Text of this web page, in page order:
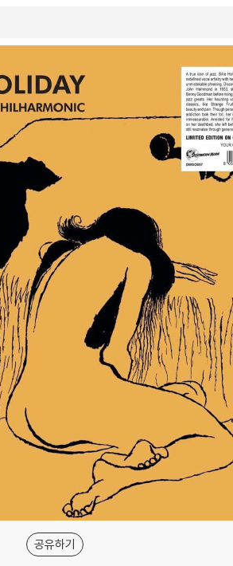
공유하기